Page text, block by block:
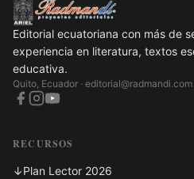
Editorial ecuatoriana con más de
experiencia en literatura, textos
educativa.
Quito, Ecuador · editorial@radmandi.com
RECURSOS
↓Plan Lector 2026